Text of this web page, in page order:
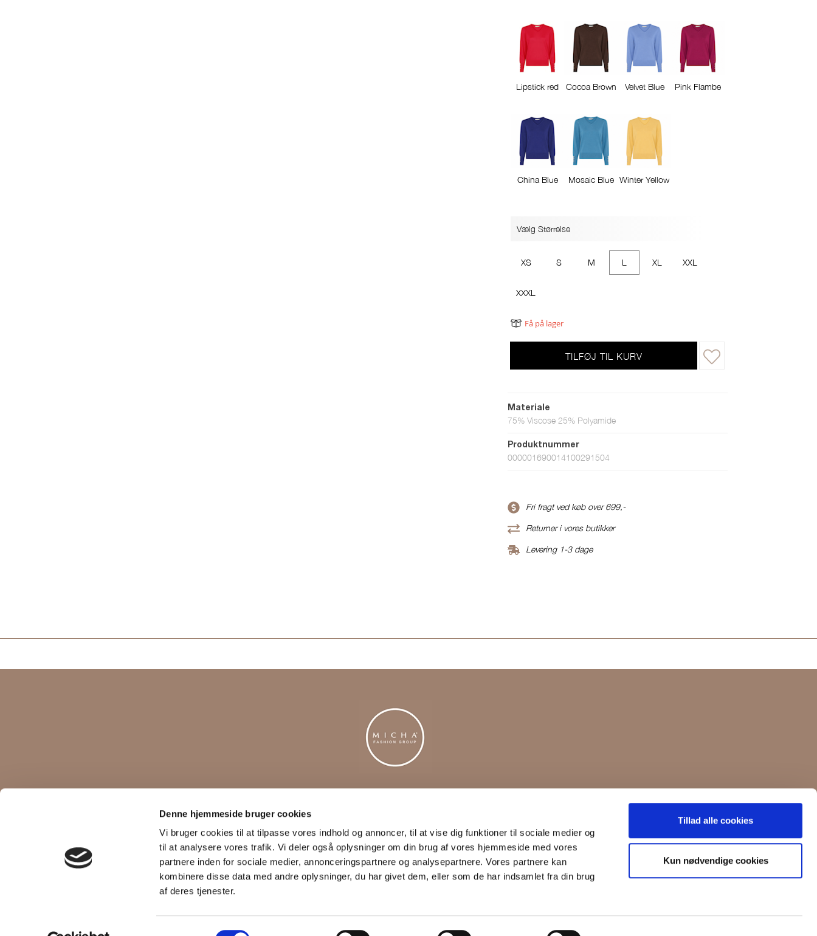
Denne hjemmeside bruger cookies
Vi bruger cookies til at tilpasse vores indhold og annoncer, til at vise dig funktioner til sociale medier og
til at analysere vores trafik. Vi deler også oplysninger om din brug af vores hjemmeside med vores
partnere inden for sociale medier, annonceringspartnere og analysepartnere. Vores partnere kan
kombinere disse data med andre oplysninger, du har givet dem, eller som de har indsamlet fra din brug
af deres tjenester.
Samtykkevalg
Tillad alle cookies
Kun nødvendige cookies
Lipstick red Cocoa Brown Velvet Blue Pink Flambe
China Blue Mosaic Blue Winter Yellow
Vælg Størrelse
XS S M L XL XXL
XXXL
Få på lager
TILFØJ TIL KURV
Materiale
75% Viscose 25% Polyamide
Produktnummer
000001690014100291504
Fri fragt ved køb over 699,-
Returner i vores butikker
Levering 1-3 dage
Størrelsesguide
Vores butikker
Handelsbetingelser
Cookiepolitik
Privatlivspolitik
Privatkunde Tlf. 96 29 43
30
Erhvervskunder Tlf. 96 29
43 00
Facebook
Instagram
Facebook